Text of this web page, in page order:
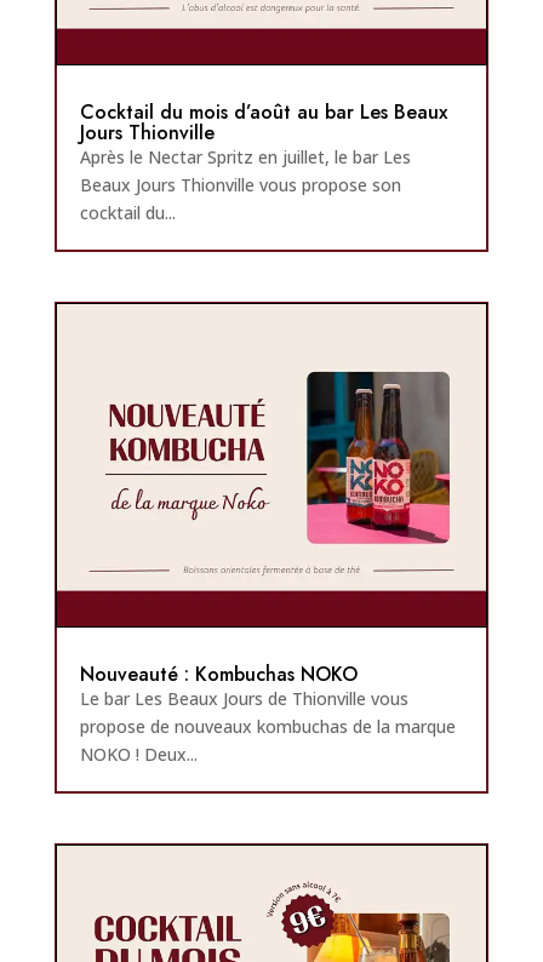
Cocktail du mois d’août au bar Les Beaux
Jours Thionville
Après le Nectar Spritz en juillet, le bar Les
Beaux Jours Thionville vous propose son
cocktail du...
Nouveauté : Kombuchas NOKO
Le bar Les Beaux Jours de Thionville vous
propose de nouveaux kombuchas de la marque
NOKO ! Deux...